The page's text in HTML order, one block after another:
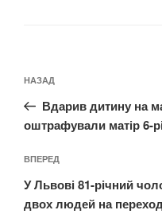
записів
Попередній
запис:
НАЗАД
Вдарив дитину на
оштрафували матір 6-
Наступний
запис
ВПЕРЕД
У Львові 81-річний
двох людей на